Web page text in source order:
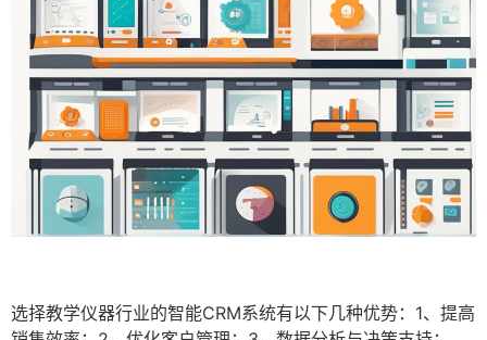
选择教学仪器行业的智能CRM系统有以下几种优势：1、提高